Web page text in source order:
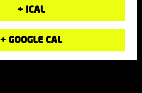
+ ICAL
+ GOOGLE CAL